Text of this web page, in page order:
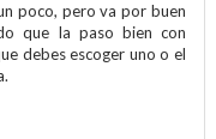
poco, pero va por buen
que la paso bien con
debes escoger uno o el